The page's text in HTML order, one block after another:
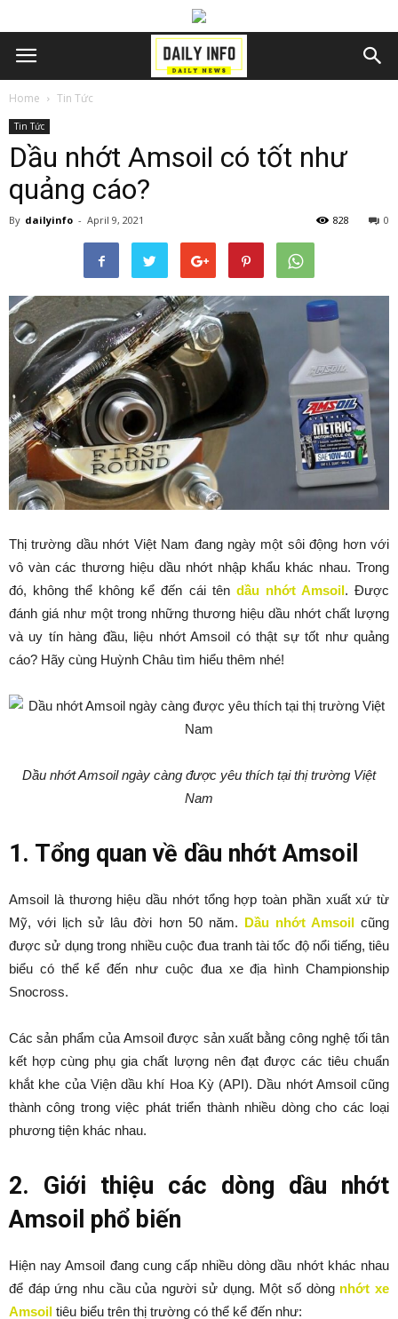
Home Tin Tức
Tin Tức
Dầu nhớt Amsoil có tốt như
quảng cáo?
By dailyinfo - April 9, 2021 0
828
Thị trường dầu nhớt Việt Nam đang ngày một sôi động hơn với
vô vàn các thương hiệu dầu nhớt nhập khẩu khác nhau. Trong
đó, không thể không kể đến cái tên dầu nhớt Amsoil. Được
đánh giá như một trong những thương hiệu dầu nhớt chất lượng
và uy tín hàng đầu, liệu nhớt Amsoil có thật sự tốt như quảng
cáo? Hãy cùng Huỳnh Châu tìm hiểu thêm nhé!
Dầu nhớt Amsoil ngày càng được yêu thích tại thị trường Việt
Nam
1. Tổng quan về dầu nhớt Amsoil
Amsoil là thương hiệu dầu nhớt tổng hợp toàn phần xuất xứ từ
Mỹ, với lịch sử lâu đời hơn 50 năm. Dầu nhớt Amsoilcũng
được sử dụng trong nhiều cuộc đua tranh tài tốc độ nổi tiếng, tiêu
biểu có thể kể đến như cuộc đua xe địa hình Championship
Snocross.
Các sản phẩm của Amsoil được sản xuất bằng công nghệ tối tân
kết hợp cùng phụ gia chất lượng nên đạt được các tiêu chuẩn
khắt khe của Viện dầu khí Hoa Kỳ (API). Dầu nhớt Amsoil cũng
thành công trong việc phát triển thành nhiều dòng cho các loại
phương tiện khác nhau.
2. Giới thiệu các dòng dầu nhớt
Amsoil phổ biến
Hiện nay Amsoil đang cung cấp nhiều dòng dầu nhớt khác nhau
để đáp ứng nhu cầu của người sử dụng. Một số dòng nhớt xe
Amsoil tiêu biểu trên thị trường có thể kể đến như: